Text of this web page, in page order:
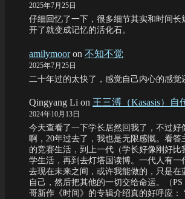
2025年7月25日
仔细回忆了一下，很多细节其实和时间长
开了就变成记忆的活化石。
amilymooron 不知不觉
2025年7月25日
二十年过的太快了，感觉自己内心的感觉
Qingyang Li on 王三溥（Kasasis）自
2024年10月13日
今天查看了一下学长居然回我了，不过好
啊，20年过去了，我也是无限感慨。看答
的竞赛生活，到上一代（学长好像刚好比
学生活，再到去灯塔国读博。一代人有一
去现在未来之间，或许我能做的，只是在
自己，然后把其他的一切交给命运。（
哥新作《时间》的专辑介绍真的好呼应：